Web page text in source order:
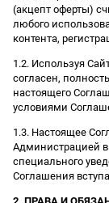
(акцепт оферты)
любого
контента,
1.2. Используя
согласен,
настоящего
условиями
1.3. Настоящее
Администрацией в
специального
Соглашения